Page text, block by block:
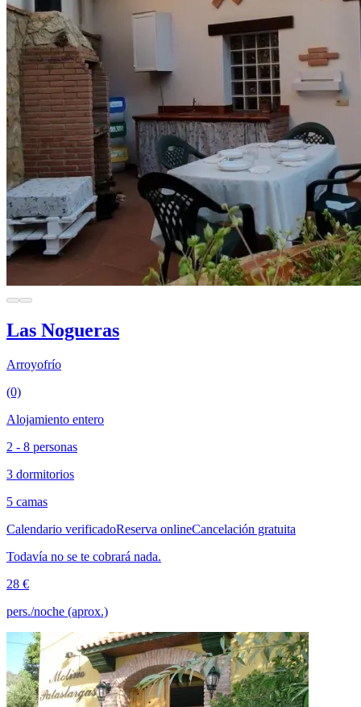
Las Nogueras
Arroyofrío
(0)
Alojamiento entero
2 - 8 personas
3 dormitorios
5 camas
Calendario verificadoReserva onlineCancelación gratuita
Todavía no se te cobrará nada.
28 €
pers./noche (aprox.)